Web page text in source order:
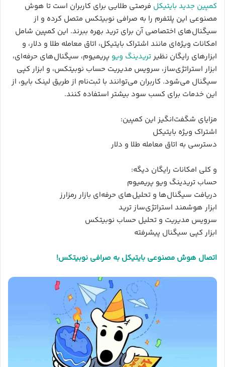
کمپین جدید بایتیکل فرصتی طلایی برای کاربران است تا هوش
مصنوعی این پلتفرم را به صرافی نوبیتکس متصل کرده و از
سیگنال‌های اختصاصی آن برای ترید بهره ببرند. این کمپین شامل
امکانات ویژه‌ای مانند اشتراک بایتیکل، اتاق معامله طلا و دلار، و
ابزارهای رایگان نظیرتریدینگ ویو پریمیوم، سیگنال‌های حرفه‌ای،
ابزار استراتژی‌ساز، سرویس مدیریت حساب نوبیتکس، و ابزار کپی
سیگنال می‌شود. کاربران می‌توانند با ثبت‌نام از طریق لینک بایو، از
این خدمات برای کسب سود بیشتر استفاده کنند.
مزایای شگفت‌انگیز این کمپین:
اشتراک ویژه بایتیکل
دسترسی به اتاق معامله طلا و دلار
و کلی امکانات رایگان دیگه:
حساب تریدینگ ویو پریمیوم
دریافت سیگنال‌ها و تحلیل‌های حرفه‌ای بازار رمزارز
ابزار هوشمند استراتژی‌ساز ترید
سرویس مدیریت و تحلیل حساب نوبیتکس
ابزار کپی سیگنال پیشرفته
اتصال هوش مصنوعی بایتیکل به صرافی نوبیتکس!